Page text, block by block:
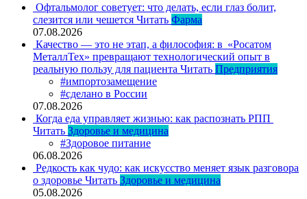
Офтальмолог советует: что делать, если глаз болит,
слезится или чешется Читать Фарма
07.08.2026
Качество — это не этап, а философия: в «Росатом
МеталлТех» превращают технологический опыт в
реальную пользу для пациента Читать Предприятия
#импортозамещение
#сделано в России
07.08.2026
Когда еда управляет жизнью: как распознать РПП
Читать Здоровье и медицина
#Здоровое питание
06.08.2026
Редкость как чудо: как искусство меняет язык разговора
о здоровье Читать Здоровье и медицина
05.08.2026